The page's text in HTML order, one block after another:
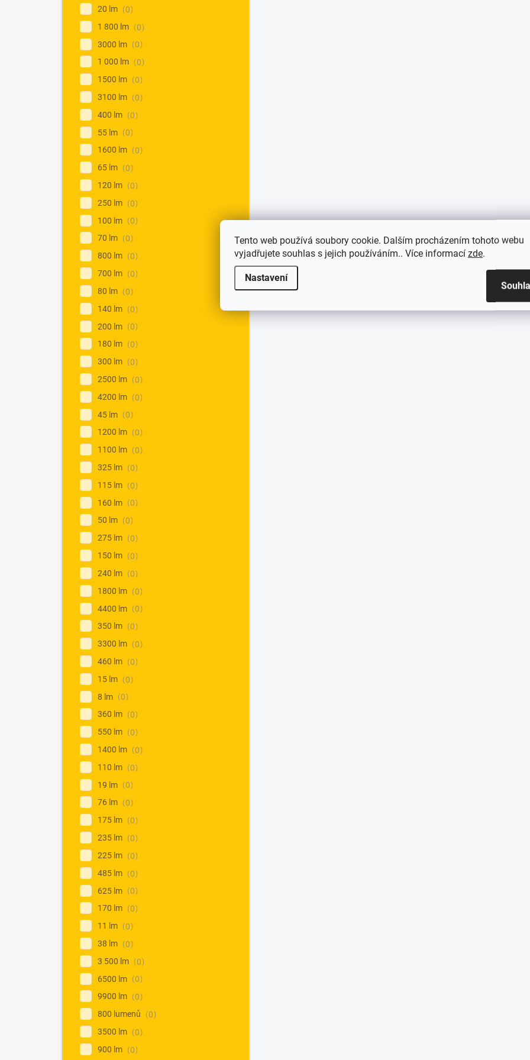
Tento web používá soubory cookie. Dalším procházením tohoto webu
vyjadřujete souhlas s jejich používáním.. Více informací zde.
Nastavení
20 lm
0
1 800 lm
0
3000 lm
0
1 000 lm
0
1500 lm
0
3100 lm
0
400 lm
0
55 lm
0
1600 lm
0
65 lm
0
120 lm
0
250 lm
0
100 lm
0
70 lm
0
800 lm
0
700 lm
0
80 lm
0
140 lm
0
200 lm
0
180 lm
0
300 lm
0
2500 lm
0
4200 lm
0
45 lm
0
1200 lm
0
1100 lm
0
325 lm
0
115 lm
0
160 lm
0
50 lm
0
275 lm
0
150 lm
0
240 lm
0
1800 lm
0
4400 lm
0
350 lm
0
3300 lm
0
460 lm
0
15 lm
0
8 lm
0
360 lm
0
550 lm
0
1400 lm
0
110 lm
0
19 lm
0
76 lm
0
175 lm
0
235 lm
0
225 lm
0
485 lm
0
625 lm
0
170 lm
0
11 lm
0
38 lm
0
3 500 lm
0
6500 lm
0
9900 lm
0
800 lumenů
0
3500 lm
0
900 lm
0